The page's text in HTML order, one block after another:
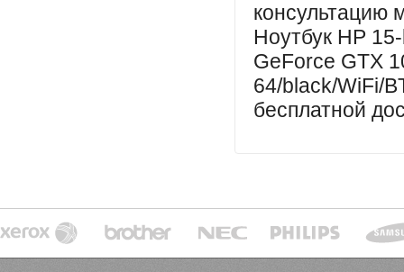
консультацию
Ноутбук HP
GeForce GTX
64/black/WiFi/
бесплатной